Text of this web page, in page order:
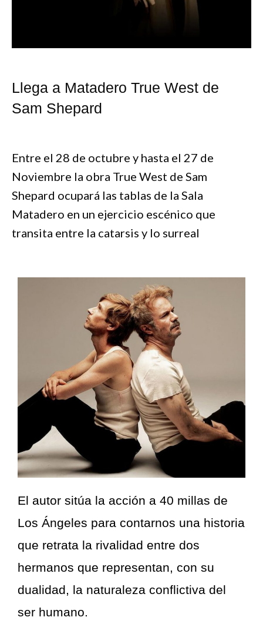
Llega a Matadero True West de
Sam Shepard
Entre el 28 de octubre y hasta el 27 de
Noviembre la obra True West de Sam
Shepard ocupará las tablas de la Sala
Matadero en un ejercicio escénico que
transita entre la catarsis y lo surreal
El autor sitúa la acción a 40 millas de
Los Ángeles para contarnos una historia
que retrata la rivalidad entre dos
hermanos que representan, con su
dualidad, la naturaleza conflictiva del
ser humano.